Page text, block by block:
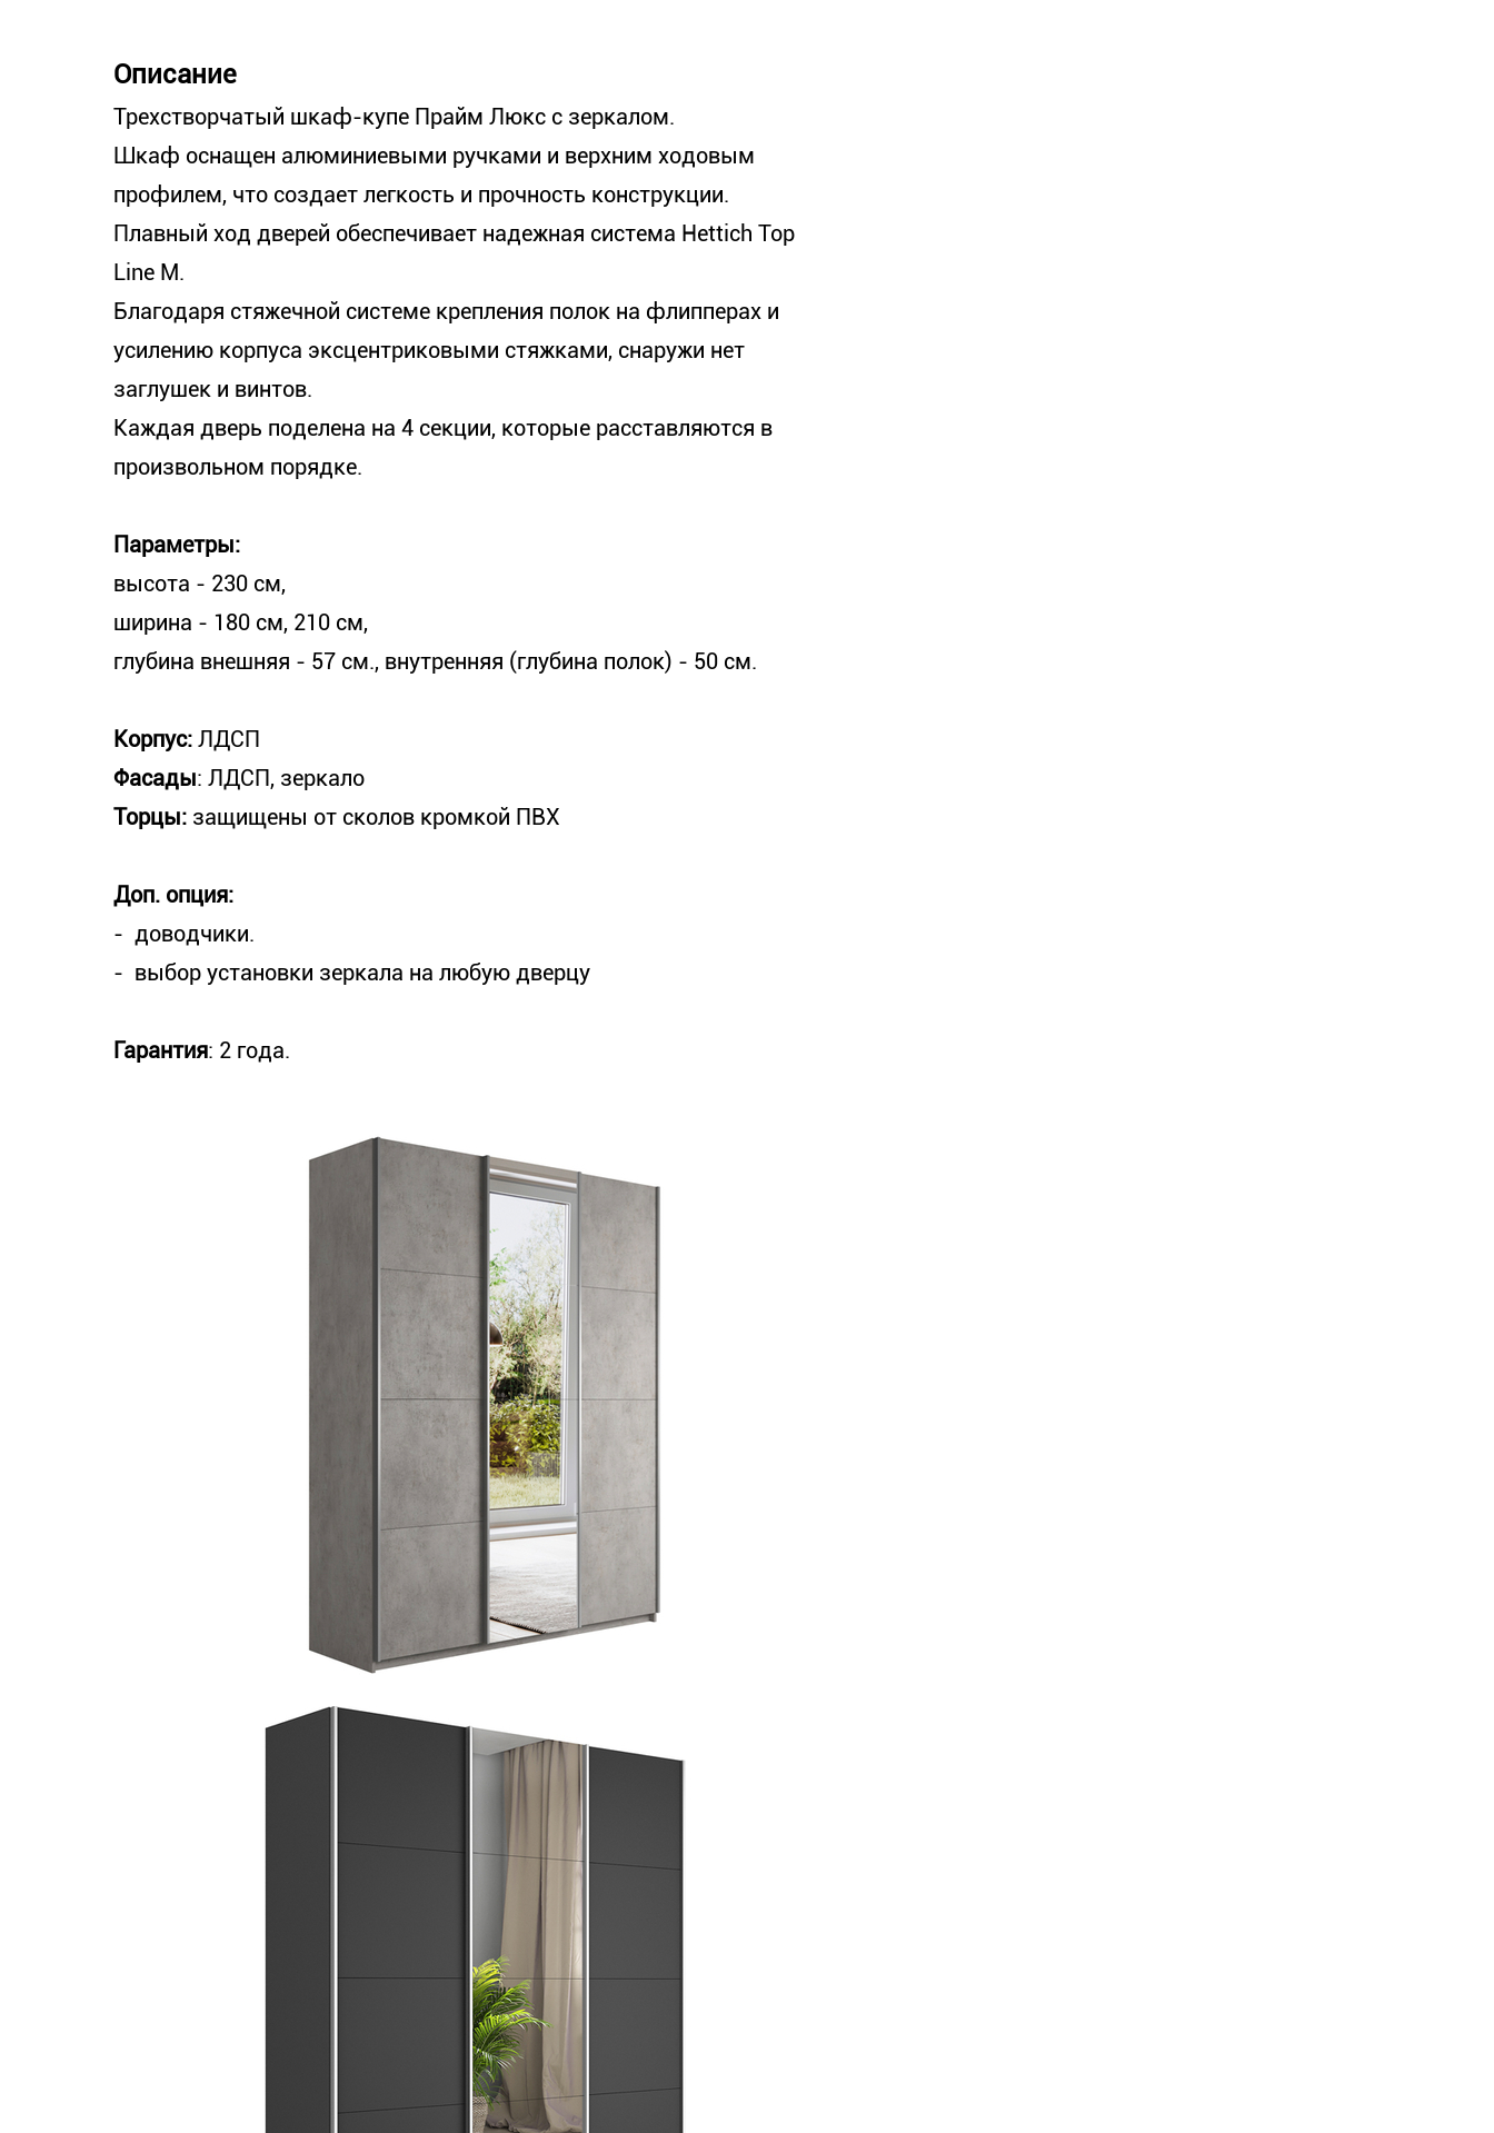
Описание
Трехстворчатый шкаф-купе Прайм Люкс с зеркалом.
Шкаф оснащен алюминиевыми ручками и верхним ходовым
профилем, что создает легкость и прочность конструкции.
Плавный ход дверей обеспечивает надежная система Hettich Top
Line M.
Благодаря стяжечной системе крепления полок на флипперах и
усилению корпуса эксцентриковыми стяжками, снаружи нет
заглушек и винтов.
Каждая дверь поделена на 4 секции, которые расставляются в
произвольном порядке.
Параметры:
высота - 230 см,
ширина - 180 см, 210 см,
глубина внешняя - 57 см., внутренняя (глубина полок) - 50 см.
Корпус: ЛДСП
Фасады: ЛДСП, зеркало
Торцы: защищены от сколов кромкой ПВХ
Доп. опция:
- доводчики.
- выбор установки зеркала на любую дверцу
Гарантия: 2 года.